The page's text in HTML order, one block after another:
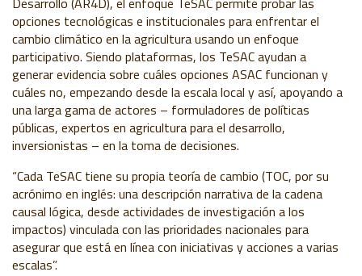
opciones tecnológicas e institucionales para enfrentar el
cambio climático en la agricultura usando un enfoque
participativo. Siendo plataformas, los TeSAC ayudan a
generar evidencia sobre cuáles opciones ASAC funcionan y
cuáles no, empezando desde la escala local y así, apoyando a
una larga gama de actores – formuladores de políticas
públicas, expertos en agricultura para el desarrollo,
inversionistas – en la toma de decisiones.
“Cada TeSAC tiene su propia teoría de cambio (TOC, por su
acrónimo en inglés: una descripción narrativa de la cadena
causal lógica, desde actividades de investigación a los
impactos) vinculada con las prioridades nacionales para
asegurar que está en línea con iniciativas y acciones a varias
escalas”.